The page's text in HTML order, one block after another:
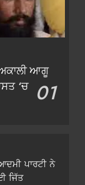
ਅਕਾਲੀ ਆਗੂ
‘ਚ 01
ਪਾਰਟੀ ਨੇ
ਜਿੱਤ